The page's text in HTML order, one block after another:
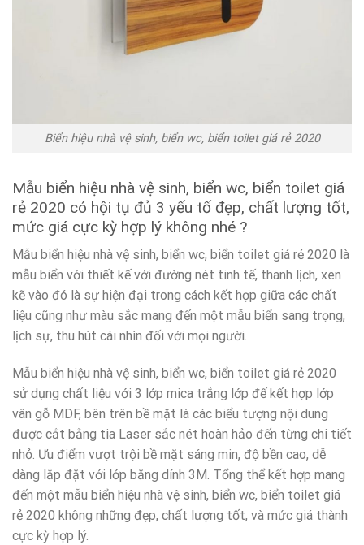
Biển hiệu nhà vệ sinh, biển wc, biển toilet giá rẻ 2020
Mẫu biển hiệu nhà vệ sinh, biển wc, biển toilet giá
rẻ 2020 có hội tụ đủ 3 yếu tố đẹp, chất lượng tốt,
mức giá cực kỳ hợp lý không nhé ?
Mẫu biển hiệu nhà vệ sinh, biển wc, biển toilet giá rẻ 2020 là
mẫu biển với thiết kế với đường nét tinh tế, thanh lịch, xen
kẽ vào đó là sự hiện đại trong cách kết hợp giữa các chất
liệu cũng như màu sắc mang đến một mẫu biển sang trọng,
lịch sự, thu hút cái nhìn đối với mọi người.
Mẫu biển hiệu nhà vệ sinh, biển wc, biển toilet giá rẻ 2020
sử dụng chất liệu với 3 lớp mica trắng lớp đế kết hợp lớp
vân gỗ MDF, bên trên bề mặt là các biểu tượng nội dung
được cắt bằng tia Laser sắc nét hoàn hảo đến từng chi tiết
nhỏ. Ưu điểm vượt trội bề mặt sáng min, độ bền cao, dễ
dàng lắp đặt với lớp băng dính 3M. Tổng thể kết hợp mang
đến một mẫu biển hiệu nhà vệ sinh, biển wc, biển toilet giá
rẻ 2020 không những đẹp, chất lượng tốt, và mức giá thành
cực kỳ hợp lý.